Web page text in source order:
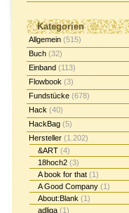
Kategorien
Allgemein (515)
Buch (32)
Einband (113)
Flowbook (3)
Fundstücke (678)
Hack (40)
HackBag (5)
Hersteller (1.202)
&ART (4)
18hoch2 (3)
A book for that (1)
A Good Company (1)
About:Blank (1)
adliga (1)